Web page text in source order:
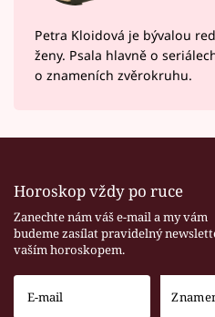
Petra Kloidová je bývalou
ženy. Psala hlavně o
o znameních zvěrokruhu.
Horoskop vždy po ruce
Zanechte nám váš e-mail a my vám
budeme zasílat pravidelný
vaším horoskopem.